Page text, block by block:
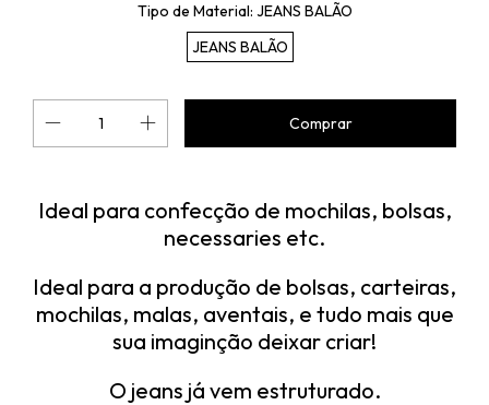
Tipo de Material: JEANS BALÃO
JEANS BALÃO
Ideal para confecção de mochilas, bolsas,
necessaries etc.
Ideal para a produção de bolsas, carteiras,
mochilas, malas, aventais, e tudo mais que
sua imaginção deixar criar!
O jeans já vem estruturado.